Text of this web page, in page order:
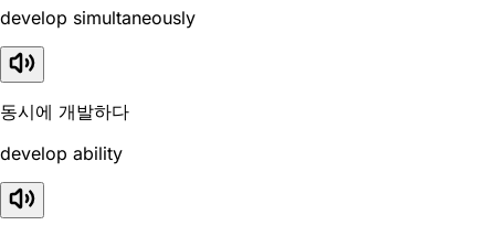
develop simultaneously
동시에 개발하다
develop ability